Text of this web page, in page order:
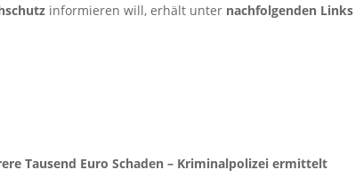
informieren will, erhält unter nachfolgenden Links
Tausend Euro Schaden – Kriminalpolizei ermittelt